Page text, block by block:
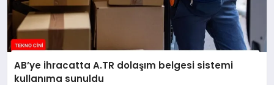
AB’ye ihracatta A.TR dolaşım belgesi sistemi
kullanıma sunuldu